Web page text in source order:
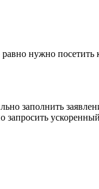
равно нужно
заполнить
запросить